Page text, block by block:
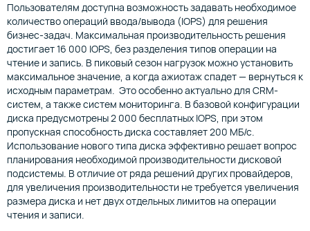
Пользователям доступна возможность задавать необходимое
количество операций ввода/вывода (IOPS) для решения
бизнес-задач. Максимальная производительность решения
достигает 16 000 IOPS, без разделения типов операции на
чтение и запись. В пиковый сезон нагрузок можно установить
максимальное значение, а когда ажиотаж спадет — вернуться к
исходным параметрам. Это особенно актуально для CRM-
систем, а также систем мониторинга. В базовой конфигурации
диска предусмотрены 2 000 бесплатных IOPS, при этом
пропускная способность диска составляет 200 МБ/с.
Использование нового типа диска эффективно решает вопрос
планирования необходимой производительности дисковой
подсистемы. В отличие от ряда решений других провайдеров,
для увеличения производительности не требуется увеличения
размера диска и нет двух отдельных лимитов на операции
чтения и записи.